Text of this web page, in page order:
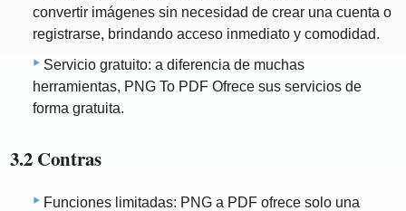
convertir imágenes sin necesidad de crear una cuenta o
registrarse, brindando acceso inmediato y comodidad.
Servicio gratuito: a diferencia de muchas
herramientas, PNG To PDF Ofrece sus servicios de
forma gratuita.
3.2 Contras
Funciones limitadas: PNG a PDF ofrece solo una